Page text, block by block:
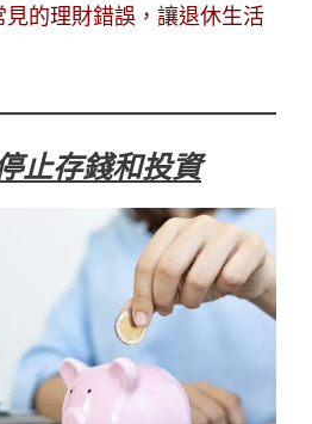
的理財錯誤，讓退休生活
止存錢和投資